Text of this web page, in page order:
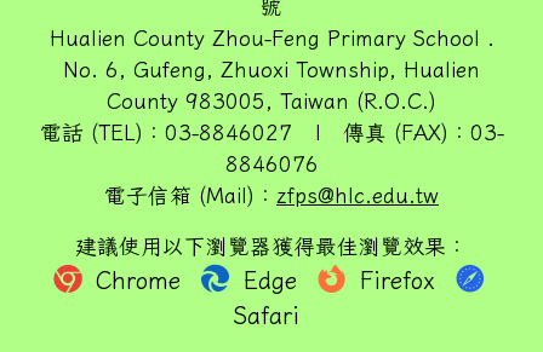
號
Hualien County Zhou-Feng Primary School .
No. 6, Gufeng, Zhuoxi Township, Hualien
County 983005, Taiwan (R.O.C.)
電話 (TEL)：03-8846027 | 傳真 (FAX)：03-
8846076
電子信箱 (Mail)： zfps@hlc.edu.tw
建議使用以下瀏覽器獲得最佳瀏覽效果：
Chrome Edge
Firefox
Safari